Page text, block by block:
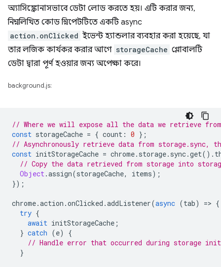
অ্যাসিঙ্ক্রোনাসভাবে ডেটা লোড করতে হয়। এটি করার জন্য,
নিম্নলিখিত কোড স্নিপেটটিতে একটি async
action.onClicked ইভেন্ট হ্যান্ডলার ব্যবহার করা হয়েছে, যা
তার লজিক কার্যকর করার আগে storageCache গ্লোবালটি
ডেটা দ্বারা পূর্ণ হওয়ার জন্য অপেক্ষা করে।
background.js:
// Where we will expose all the data we retrieve
const storageCache = { count : 0 };
// Asynchronously retrieve data from storage.sync,
const initStorageCache = chrome. storage. sync.get().
// Copy the data retrieved from storage into
Object.assign(storageCache, items);
});
chrome.action .onClicked .addListener(async (tab) => {
try {
await initStorageCache ;
} catch (e)
{
// Handle error that occurred during storage
}